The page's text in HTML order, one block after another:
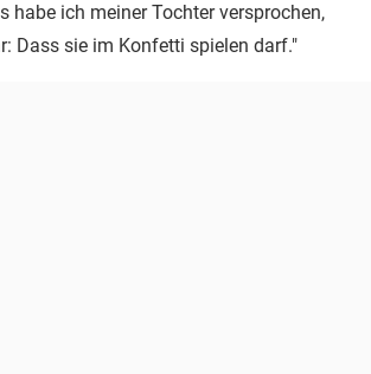
habe ich meiner Tochter versprochen,
Dass sie im Konfetti spielen darf."